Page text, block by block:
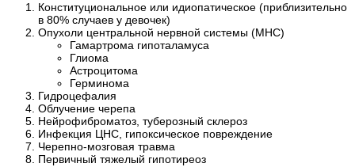
Конституциональное или идиопатическое (приблизительно
в 80% случаев у девочек)
Опухоли центральной нервной системы (МНС)
Гамартрома гипоталамуса
Глиома
Астроцитома
Герминома
Гидроцефалия
Облучение черепа
Нейрофиброматоз, туберозный склероз
Инфекция ЦНС, гипоксическое повреждение
Черепно-мозговая травма
Первичный тяжелый гипотиреоз